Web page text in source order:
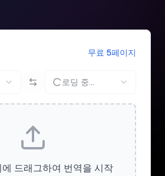
무료 5페이지
로딩 중...
드래그하여 번역을 시작